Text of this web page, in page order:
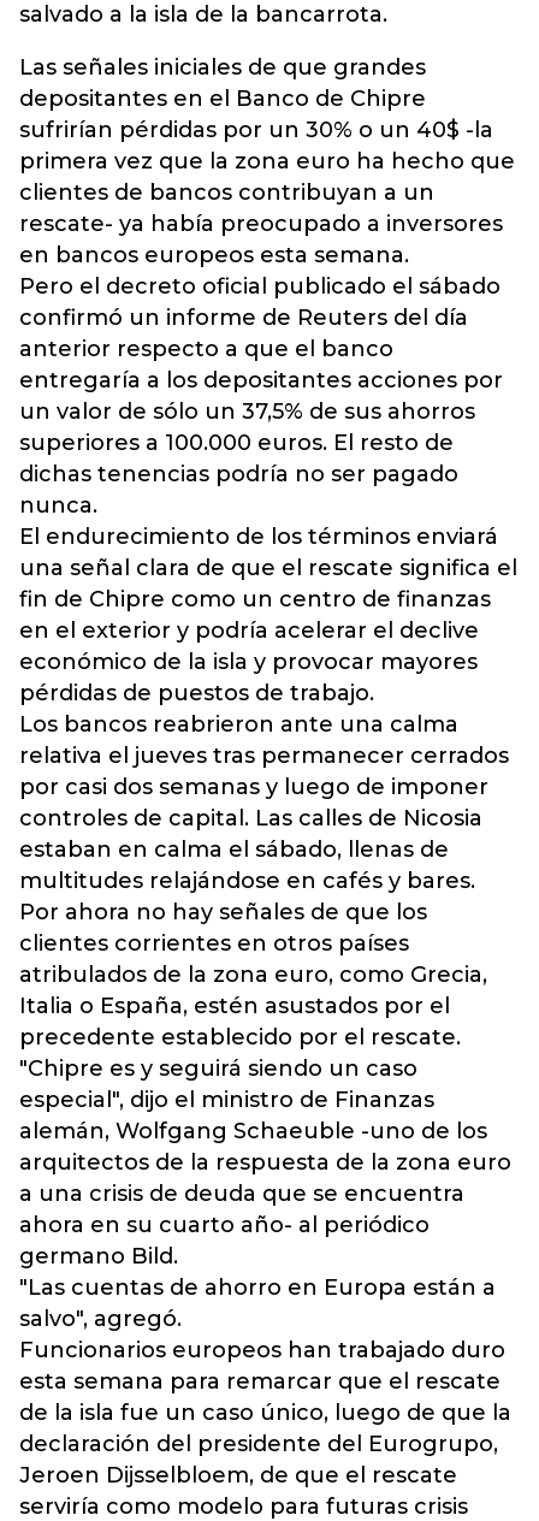
salvado a la isla de la bancarrota.
Las señales iniciales de que grandes
depositantes en el Banco de Chipre
sufrirían pérdidas por un 30% o un 40$ -la
primera vez que la zona euro ha hecho que
clientes de bancos contribuyan a un
rescate- ya había preocupado a inversores
en bancos europeos esta semana.
Pero el decreto oficial publicado el sábado
confirmó un informe de Reuters del día
anterior respecto a que el banco
entregaría a los depositantes acciones por
un valor de sólo un 37,5% de sus ahorros
superiores a 100.000 euros. El resto de
dichas tenencias podría no ser pagado
nunca.
El endurecimiento de los términos enviará
una señal clara de que el rescate significa el
fin de Chipre como un centro de finanzas
en el exterior y podría acelerar el declive
económico de la isla y provocar mayores
pérdidas de puestos de trabajo.
Los bancos reabrieron ante una calma
relativa el jueves tras permanecer cerrados
por casi dos semanas y luego de imponer
controles de capital. Las calles de Nicosia
estaban en calma el sábado, llenas de
multitudes relajándose en cafés y bares.
Por ahora no hay señales de que los
clientes corrientes en otros países
atribulados de la zona euro, como Grecia,
Italia o España, estén asustados por el
precedente establecido por el rescate.
"Chipre es y seguirá siendo un caso
especial", dijo el ministro de Finanzas
alemán, Wolfgang Schaeuble -uno de los
arquitectos de la respuesta de la zona euro
a una crisis de deuda que se encuentra
ahora en su cuarto año- al periódico
germano Bild.
"Las cuentas de ahorro en Europa están a
salvo", agregó.
Funcionarios europeos han trabajado duro
esta semana para remarcar que el rescate
de la isla fue un caso único, luego de que la
declaración del presidente del Eurogrupo,
Jeroen Dijsselbloem, de que el rescate
serviría como modelo para futuras crisis